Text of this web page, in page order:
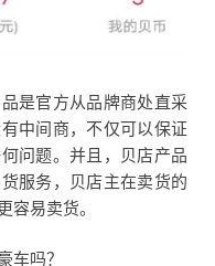
是官方从品牌商处直采
中间商，不仅可以保证
问题。并且，贝店产品
服务，贝店主在卖货的
容易卖货。
车吗？